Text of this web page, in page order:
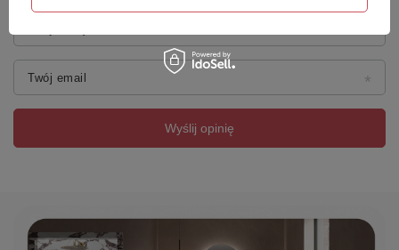
Twój email
Wyślij opinię